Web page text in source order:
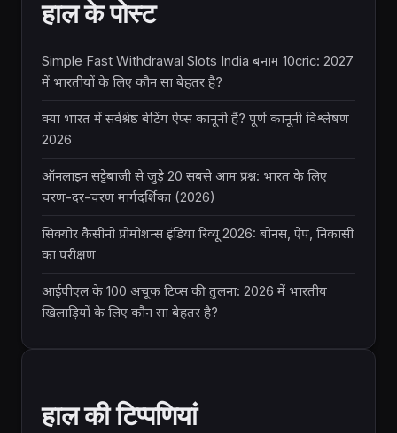
हाल के पोस्ट
Simple Fast Withdrawal Slots India बनाम 10cric: 2027
में भारतीयों के लिए कौन सा बेहतर है?
क्या भारत में सर्वश्रेष्ठ बेटिंग ऐप्स कानूनी हैं? पूर्ण कानूनी विश्लेषण
2026
ऑनलाइन सट्टेबाजी से जुड़े 20 सबसे आम प्रश्न: भारत के लिए
चरण-दर-चरण मार्गदर्शिका (2026)
सिक्योर कैसीनो प्रोमोशन्स इंडिया रिव्यू 2026: बोनस, ऐप, निकासी
का परीक्षण
आईपीएल के 100 अचूक टिप्स की तुलना: 2026 में भारतीय
खिलाड़ियों के लिए कौन सा बेहतर है?
हाल की टिप्पणियां